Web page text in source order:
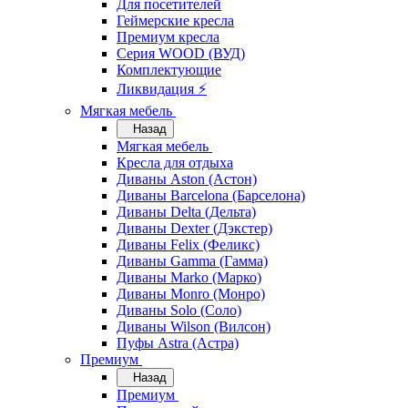
Для посетителей
Геймерские кресла
Премиум кресла
Серия WOOD (ВУД)
Комплектующие
Ликвидация ⚡
Мягкая мебель
Назад
Мягкая мебель
Кресла для отдыха
Диваны Aston (Астон)
Диваны Barcelona (Барселона)
Диваны Delta (Дельта)
Диваны Dexter (Дэкстер)
Диваны Felix (Феликс)
Диваны Gamma (Гамма)
Диваны Marko (Марко)
Диваны Monro (Монро)
Диваны Solo (Соло)
Диваны Wilson (Вилсон)
Пуфы Astra (Астра)
Премиум
Назад
Премиум